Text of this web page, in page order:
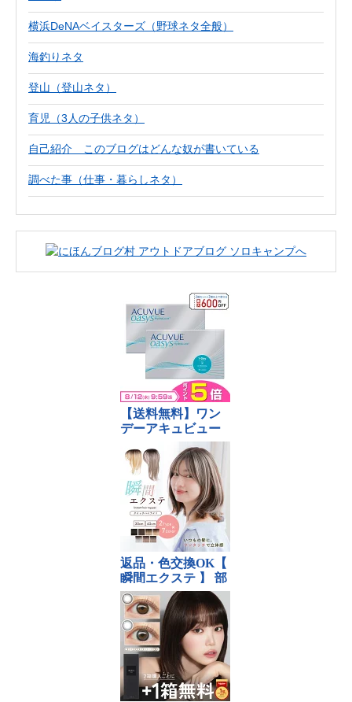
横浜DeNAベイスターズ（野球ネタ全般）
海釣りネタ
登山（登山ネタ）
育児（3人の子供ネタ）
自己紹介 このブログはどんな奴が書いている
調べた事（仕事・暮らしネタ）